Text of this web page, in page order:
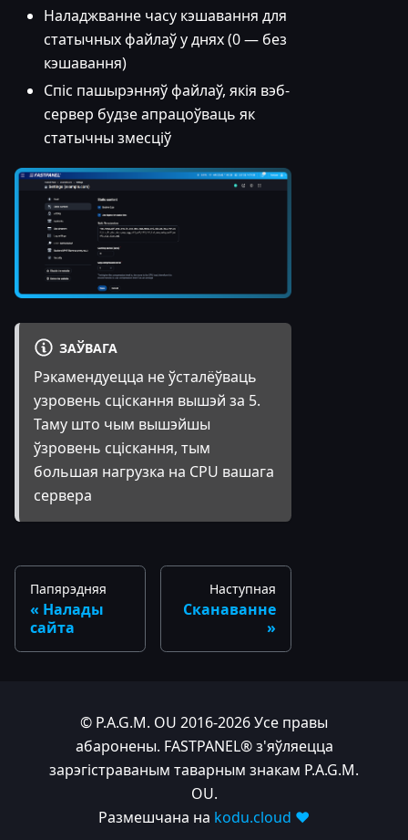
Наладжванне часу кэшавання для
статычных файлаў у днях (0 — без
кэшавання)
Спіс пашырэнняў файлаў, якія вэб-
сервер будзе апрацоўваць як
статычны змесціў
ЗАЎВАГА
Рэкамендуецца не ўсталёўваць
узровень сціскання вышэй за 5.
Таму што чым вышэйшы
ўзровень сціскання, тым
большая нагрузка на CPU вашага
сервера
Папярэдняя
Налады
сайта
Наступная
Сканаванне
© P.A.G.M. OU 2016-2026 Усе правы
абаронены. FASTPANEL® з'яўляецца
зарэгістраваным таварным знакам P.A.G.M.
OU.
Размешчана на kodu.cloud ❤️